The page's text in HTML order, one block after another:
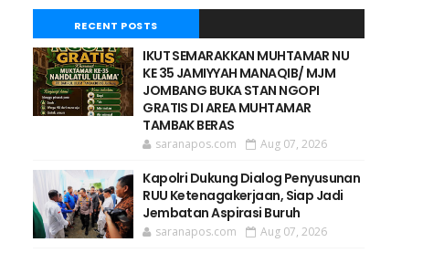
RECENT POSTS
IKUT SEMARAKKAN MUHTAMAR NU
KE 35 JAMIYYAH MANAQIB/ MJM
JOMBANG BUKA STAN NGOPI
GRATIS DI AREA MUHTAMAR
TAMBAK BERAS
saranapos.com Aug 07, 2026
Kapolri Dukung Dialog Penyusunan
RUU Ketenagakerjaan, Siap Jadi
Jembatan Aspirasi Buruh
saranapos.com Aug 07, 2026